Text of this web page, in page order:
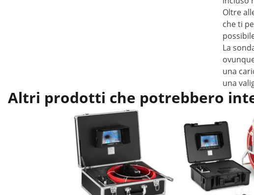
Oltre
che ti
La
una
una
Altri prodotti che potrebbero